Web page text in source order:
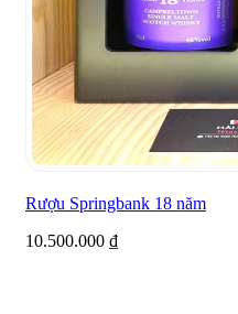
Rượu Springbank 18 năm
10.500.000 ₫